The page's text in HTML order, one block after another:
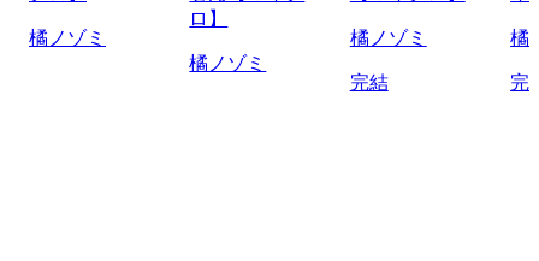
橘ノゾミ
ロ】
橘ノゾミ
橘ノゾミ
完結
橘
完